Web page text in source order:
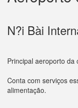
N?i Bài
Principal aeroporto
Conta com serviços
alimentação.